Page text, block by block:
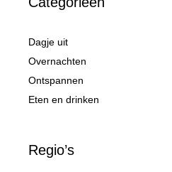
Dagje uit
Overnachten
Ontspannen
Eten en drinken
Regio’s